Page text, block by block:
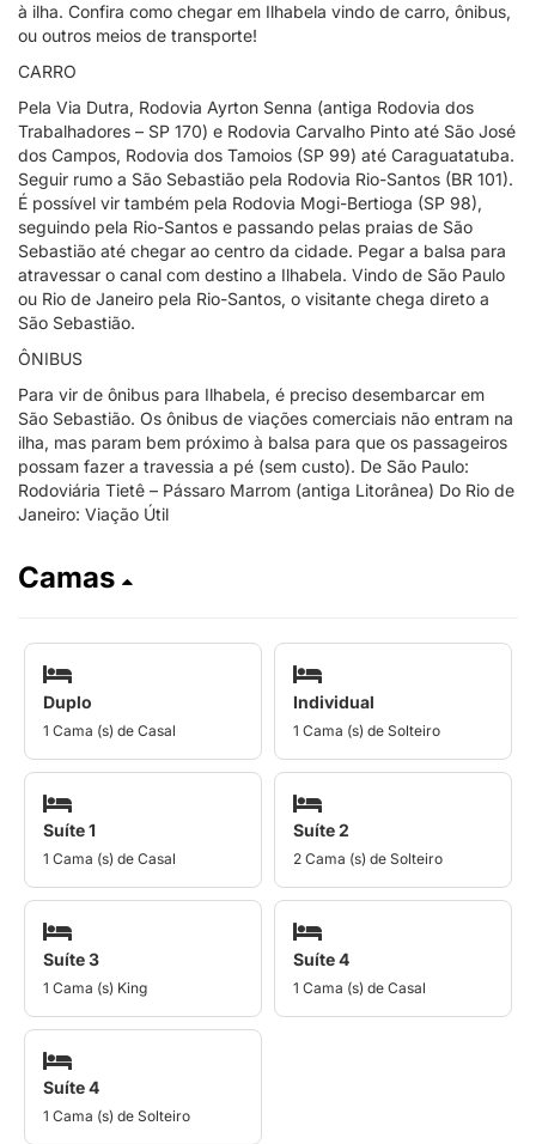
à ilha. Confira como chegar em Ilhabela vindo de carro, ônibus,
ou outros meios de transporte!
CARRO
Pela Via Dutra, Rodovia Ayrton Senna (antiga Rodovia dos
Trabalhadores – SP 170) e Rodovia Carvalho Pinto até São José
dos Campos, Rodovia dos Tamoios (SP 99) até Caraguatatuba.
Seguir rumo a São Sebastião pela Rodovia Rio-Santos (BR 101).
É possível vir também pela Rodovia Mogi-Bertioga (SP 98),
seguindo pela Rio-Santos e passando pelas praias de São
Sebastião até chegar ao centro da cidade. Pegar a balsa para
atravessar o canal com destino a Ilhabela. Vindo de São Paulo
ou Rio de Janeiro pela Rio-Santos, o visitante chega direto a
São Sebastião.
ÔNIBUS
Para vir de ônibus para Ilhabela, é preciso desembarcar em
São Sebastião. Os ônibus de viações comerciais não entram na
ilha, mas param bem próximo à balsa para que os passageiros
possam fazer a travessia a pé (sem custo). De São Paulo:
Rodoviária Tietê – Pássaro Marrom (antiga Litorânea) Do Rio de
Janeiro: Viação Útil
Camas
Duplo
1 Cama (s) de Casal
Individual
1 Cama (s) de Solteiro
Suíte 1
1 Cama (s) de Casal
Suíte 2
2 Cama (s) de Solteiro
Suíte 3
1 Cama (s) King
Suíte 4
1 Cama (s) de Casal
Suíte 4
1 Cama (s) de Solteiro